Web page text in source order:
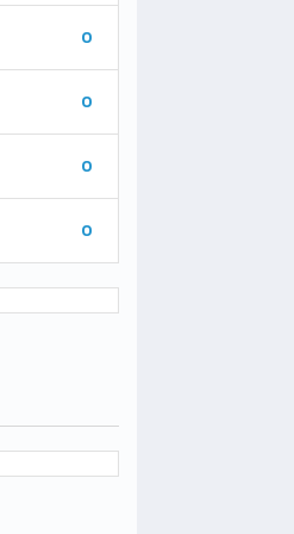
0
0
0
0